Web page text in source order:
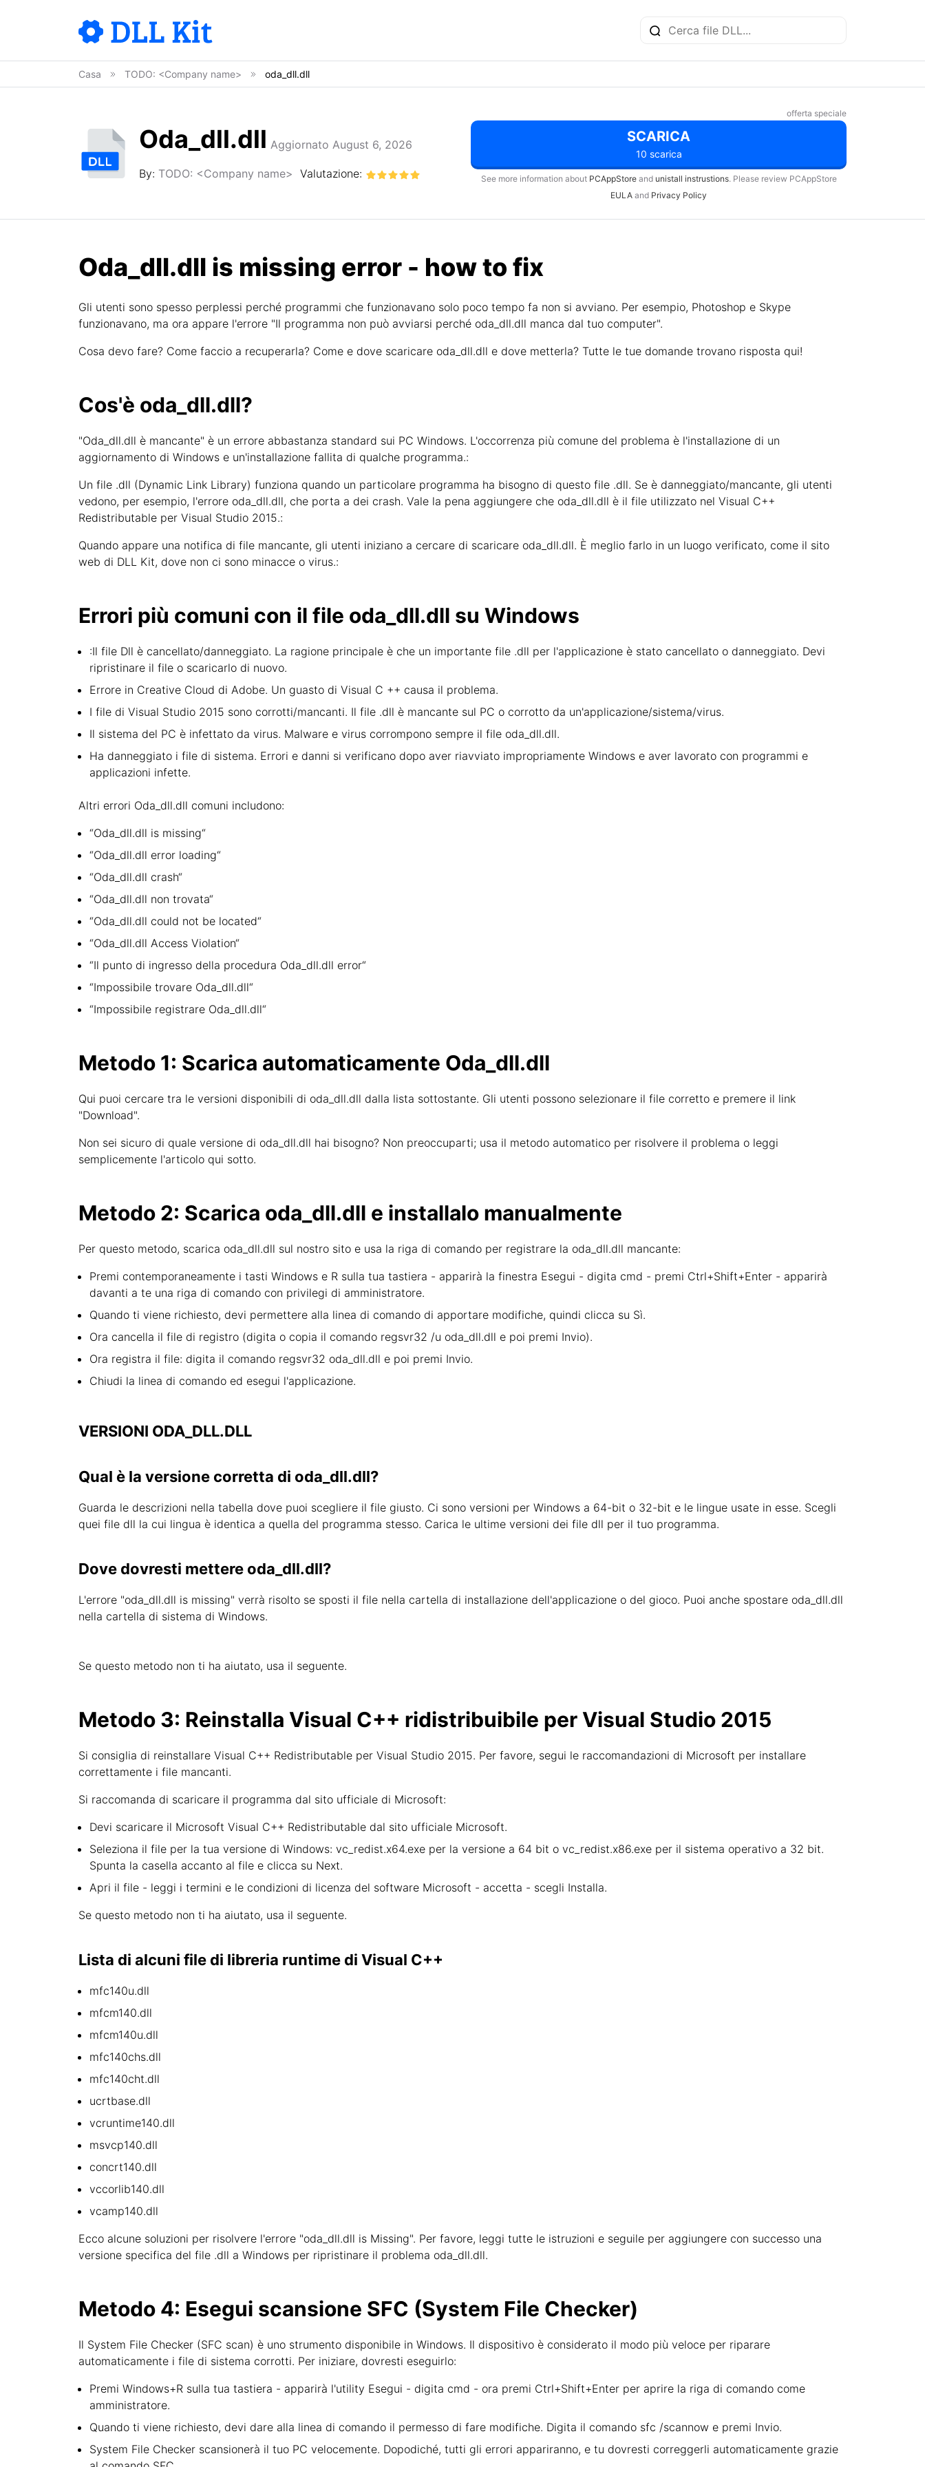
Casa TODO: <Company name> oda_dll.dll
Oda_dll.dll Aggiornato August 6, 2026
By: TODO: <Company name> Valutazione:
offerta speciale
SCARICA
10 scarica
See more information about PCAppStoreand unistall instrustions. Please review PCAppStore
EULA and Privacy Policy
Oda_dll.dll is missing error - how to fix
Gli utenti sono spesso perplessi perché programmi che funzionavano solo poco tempo fa non si avviano. Per esempio, Photoshop e Skype
funzionavano, ma ora appare l'errore "Il programma non può avviarsi perché oda_dll.dll manca dal tuo computer".
Cosa devo fare? Come faccio a recuperarla? Come e dove scaricare oda_dll.dll e dove metterla? Tutte le tue domande trovano risposta qui!
Cos'è oda_dll.dll?
"Oda_dll.dll è mancante" è un errore abbastanza standard sui PC Windows. L'occorrenza più comune del problema è l'installazione di un
aggiornamento di Windows e un'installazione fallita di qualche programma.:
Un file .dll (Dynamic Link Library) funziona quando un particolare programma ha bisogno di questo file .dll. Se è danneggiato/mancante, gli utenti
vedono, per esempio, l'errore oda_dll.dll, che porta a dei crash. Vale la pena aggiungere che oda_dll.dll è il file utilizzato nel Visual C++
Redistributable per Visual Studio 2015.:
Quando appare una notifica di file mancante, gli utenti iniziano a cercare di scaricare oda_dll.dll. È meglio farlo in un luogo verificato, come il sito
web di DLL Kit, dove non ci sono minacce o virus.:
Errori più comuni con il file oda_dll.dll su Windows
:Il file Dll è cancellato/danneggiato. La ragione principale è che un importante file .dll per l'applicazione è stato cancellato o danneggiato. Devi
ripristinare il file o scaricarlo di nuovo.
Errore in Creative Cloud di Adobe. Un guasto di Visual C ++ causa il problema.
I file di Visual Studio 2015 sono corrotti/mancanti. Il file .dll è mancante sul PC o corrotto da un'applicazione/sistema/virus.
Il sistema del PC è infettato da virus. Malware e virus corrompono sempre il file oda_dll.dll.
Ha danneggiato i file di sistema. Errori e danni si verificano dopo aver riavviato impropriamente Windows e aver lavorato con programmi e
applicazioni infette.
Altri errori Oda_dll.dll comuni includono:
“Oda_dll.dll is missing“
“Oda_dll.dll error loading“
“Oda_dll.dll crash“
“Oda_dll.dll non trovata“
“Oda_dll.dll could not be located“
“Oda_dll.dll Access Violation“
“Il punto di ingresso della procedura Oda_dll.dll error“
“Impossibile trovare Oda_dll.dll“
“Impossibile registrare Oda_dll.dll“
Metodo 1: Scarica automaticamente Oda_dll.dll
Qui puoi cercare tra le versioni disponibili di oda_dll.dll dalla lista sottostante. Gli utenti possono selezionare il file corretto e premere il link
"Download".
Non sei sicuro di quale versione di oda_dll.dll hai bisogno? Non preoccuparti; usa il metodo automatico per risolvere il problema o leggi
semplicemente l'articolo qui sotto.
Metodo 2: Scarica oda_dll.dll e installalo manualmente
Per questo metodo, scarica oda_dll.dll sul nostro sito e usa la riga di comando per registrare la oda_dll.dll mancante:
Premi contemporaneamente i tasti Windows e R sulla tua tastiera - apparirà la finestra Esegui - digita cmd - premi Ctrl+Shift+Enter - apparirà
davanti a te una riga di comando con privilegi di amministratore.
Quando ti viene richiesto, devi permettere alla linea di comando di apportare modifiche, quindi clicca su Sì.
Ora cancella il file di registro (digita o copia il comando regsvr32 /u oda_dll.dll e poi premi Invio).
Ora registra il file: digita il comando regsvr32 oda_dll.dll e poi premi Invio.
Chiudi la linea di comando ed esegui l'applicazione.
VERSIONI ODA_DLL.DLL
Qual è la versione corretta di oda_dll.dll?
Guarda le descrizioni nella tabella dove puoi scegliere il file giusto. Ci sono versioni per Windows a 64-bit o 32-bit e le lingue usate in esse. Scegli
quei file dll la cui lingua è identica a quella del programma stesso. Carica le ultime versioni dei file dll per il tuo programma.
Dove dovresti mettere oda_dll.dll?
L'errore "oda_dll.dll is missing" verrà risolto se sposti il file nella cartella di installazione dell'applicazione o del gioco. Puoi anche spostare oda_dll.dll
nella cartella di sistema di Windows.
Se questo metodo non ti ha aiutato, usa il seguente.
Metodo 3: Reinstalla Visual C++ ridistribuibile per Visual Studio 2015
Si consiglia di reinstallare Visual C++ Redistributable per Visual Studio 2015. Per favore, segui le raccomandazioni di Microsoft per installare
correttamente i file mancanti.
Si raccomanda di scaricare il programma dal sito ufficiale di Microsoft:
Devi scaricare il Microsoft Visual C++ Redistributable dal sito ufficiale Microsoft.
Seleziona il file per la tua versione di Windows: vc_redist.x64.exe per la versione a 64 bit o vc_redist.x86.exe per il sistema operativo a 32 bit.
Spunta la casella accanto al file e clicca su Next.
Apri il file - leggi i termini e le condizioni di licenza del software Microsoft - accetta - scegli Installa.
Se questo metodo non ti ha aiutato, usa il seguente.
Lista di alcuni file di libreria runtime di Visual C++
mfc140u.dll
mfcm140.dll
mfcm140u.dll
mfc140chs.dll
mfc140cht.dll
ucrtbase.dll
vcruntime140.dll
msvcp140.dll
concrt140.dll
vccorlib140.dll
vcamp140.dll
Ecco alcune soluzioni per risolvere l'errore "oda_dll.dll is Missing". Per favore, leggi tutte le istruzioni e seguile per aggiungere con successo una
versione specifica del file .dll a Windows per ripristinare il problema oda_dll.dll.
Metodo 4: Esegui scansione SFC (System File Checker)
Il System File Checker (SFC scan) è uno strumento disponibile in Windows. Il dispositivo è considerato il modo più veloce per riparare
automaticamente i file di sistema corrotti. Per iniziare, dovresti eseguirlo:
Premi Windows+R sulla tua tastiera - apparirà l'utility Esegui - digita cmd - ora premi Ctrl+Shift+Enter per aprire la riga di comando come
amministratore.
Quando ti viene richiesto, devi dare alla linea di comando il permesso di fare modifiche. Digita il comando sfc /scannow e premi Invio.
System File Checker scansionerà il tuo PC velocemente. Dopodiché, tutti gli errori appariranno, e tu dovresti correggerli automaticamente grazie